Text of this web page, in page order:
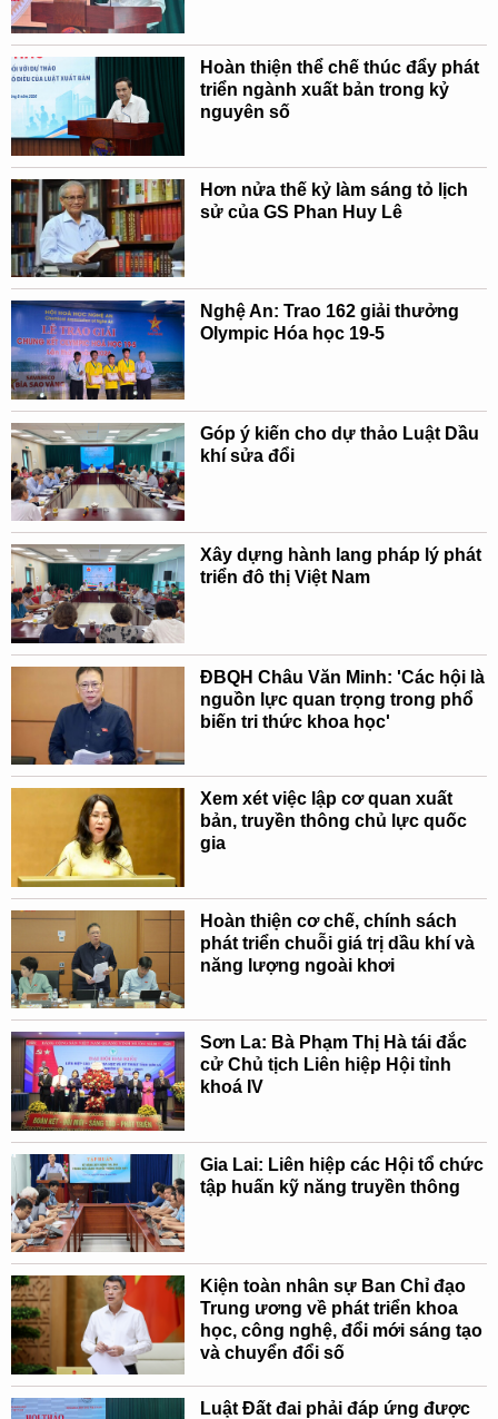
Hoàn thiện thể chế thúc đẩy phát
triển ngành xuất bản trong kỷ
nguyên số
Hơn nửa thế kỷ làm sáng tỏ lịch
sử của GS Phan Huy Lê
Nghệ An: Trao 162 giải thưởng
Olympic Hóa học 19-5
Góp ý kiến cho dự thảo Luật Dầu
khí sửa đổi
Xây dựng hành lang pháp lý phát
triển đô thị Việt Nam
ĐBQH Châu Văn Minh: 'Các hội là
nguồn lực quan trọng trong phổ
biến tri thức khoa học'
Xem xét việc lập cơ quan xuất
bản, truyền thông chủ lực quốc
gia
Hoàn thiện cơ chế, chính sách
phát triển chuỗi giá trị dầu khí và
năng lượng ngoài khơi
Sơn La: Bà Phạm Thị Hà tái đắc
cử Chủ tịch Liên hiệp Hội tỉnh
khoá IV
Gia Lai: Liên hiệp các Hội tổ chức
tập huấn kỹ năng truyền thông
Kiện toàn nhân sự Ban Chỉ đạo
Trung ương về phát triển khoa
học, công nghệ, đổi mới sáng tạo
và chuyển đổi số
Luật Đất đai phải đáp ứng được